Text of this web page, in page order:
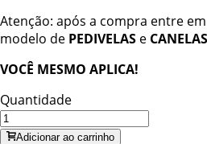
Atenção: após a compra entre
modelo de PEDIVELAS e
VOCÊ MESMO APLICA!
Quantidade
Adicionar ao carrinho